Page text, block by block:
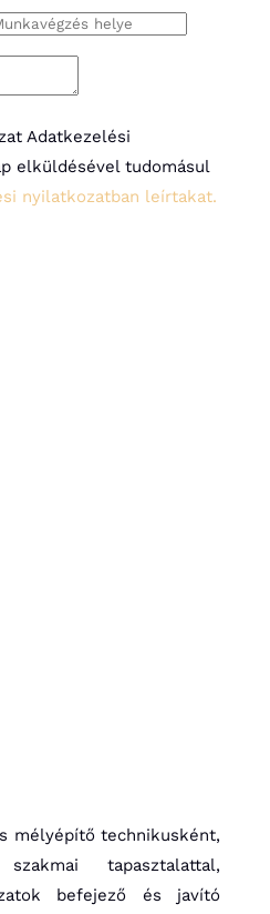
Adatkezelési
elküldésével tudomásul
nyilatkozatban leírtakat.
mélyépítő technikusként,
tapasztalattal,
befejező és javító